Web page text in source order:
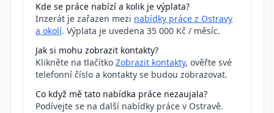
Kde se práce nabízí a kolik je výplata?
Inzerát je zařazen mezi nabídky práce z Ostravy
a okolí. Výplata je uvedena 35 000 Kč / měsíc.
Jak si mohu zobrazit kontakty?
Klikněte na tlačítko Zobrazit kontakty, ověřte své
telefonní číslo a kontakty se budou zobrazovat.
Co když mě tato nabídka práce nezaujala?
Podívejte se na další nabídky práce v Ostravě.